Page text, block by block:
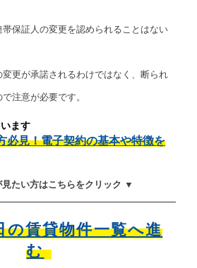
保証人の変更を認められることはない
更が承諾されるわけではなく、断られ
注意が必要です。
ます
必見！電子契約の基本や特徴を
たい方はこちらをクリック ▼
の賃貸物件一覧へ進
む